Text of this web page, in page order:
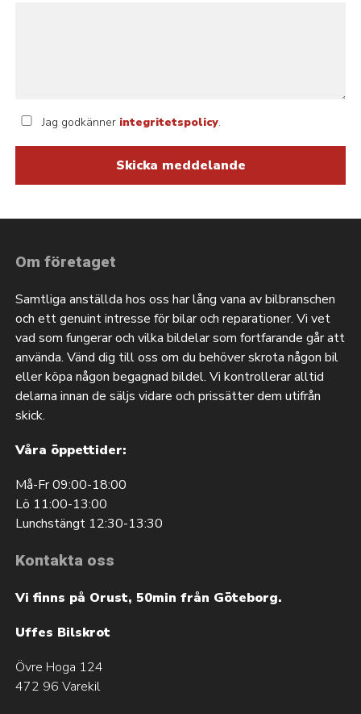
Jag godkänner integritetspolicy.
Om företaget
Samtliga anställda hos oss har lång vana av bilbranschen
och ett genuint intresse för bilar och reparationer. Vi vet
vad som fungerar och vilka bildelar som fortfarande går att
använda. Vänd dig till oss om du behöver skrota någon bil
eller köpa någon begagnad bildel. Vi kontrollerar alltid
delarna innan de säljs vidare och prissätter dem utifrån
skick.
Våra öppettider:
Må-Fr 09:00-18:00
Lö 11:00-13:00
Lunchstängt 12:30-13:30
Kontakta oss
Vi finns på Orust, 50min från Göteborg.
Uffes Bilskrot
Övre Hoga 124
472 96 Varekil